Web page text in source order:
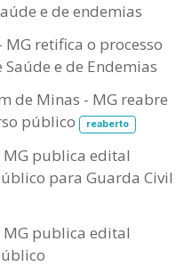
e de endemias
retifica o processo
e de Endemias
de Minas - MG reabre
público
reaberto
publica edital
para Guarda Civil
publica edital